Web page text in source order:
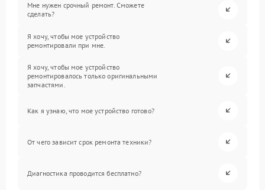
Мне нужен срочный ремонт. Сможете
сделать?
Я хочу, чтобы мое устройство
ремонтировали при мне.
Я хочу, чтобы мое устройство
ремонтировалось только оригинальными
запчастями.
Как я узнаю, что мое устройство готово?
От чего зависит срок ремонта техники?
Диагностика проводится бесплатно?